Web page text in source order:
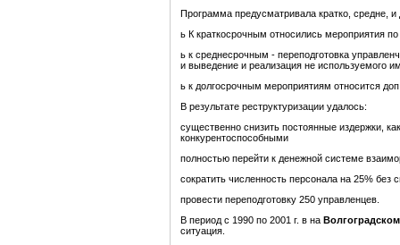
Программа предусматривала кратко, средне,
ь К краткосрочным относились мероприятия
ь к среднесрочным - переподготовка
и выведение и реализация не используемого
ь к долгосрочным мероприятиям относится
В результате реструктуризации удалось:
существенно снизить постоянные издержки,
конкурентоспособными
полностью перейти к денежной системе
сократить численность персонала на 25% без
провести переподготовку 250 управленцев.
В период с 1990 по 2001 г. в на Волгоградском
ситуация.